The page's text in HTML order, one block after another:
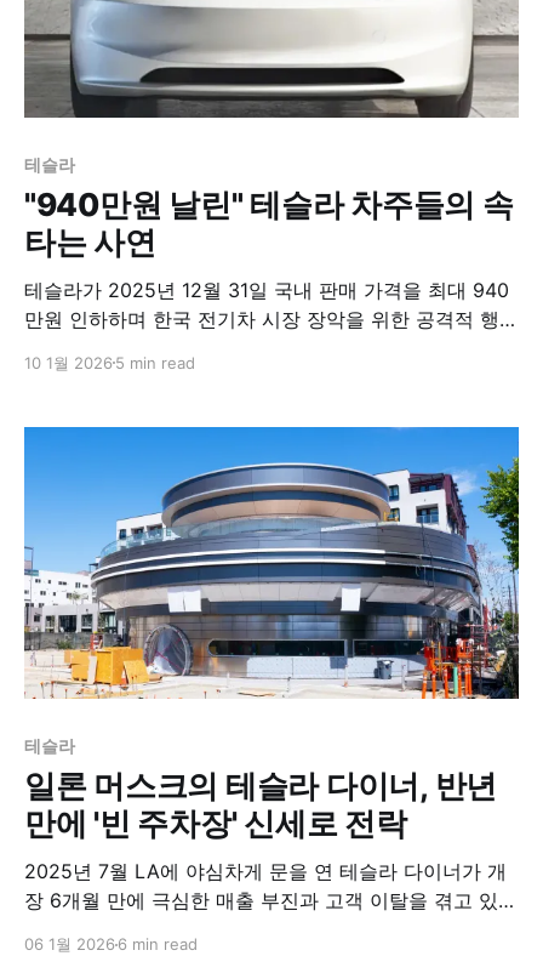
테슬라
"940만원 날린" 테슬라 차주들의 속
타는 사연
테슬라가 2025년 12월 31일 국내 판매 가격을 최대 940
만원 인하하며 한국 전기차 시장 장악을 위한 공격적 행보
한 전략으로, 신차 구매자는 물론 중고차 시장에도 큰 파
10 1월 2026 5 min read
테슬라
일론 머스크의 테슬라 다이너, 반년
만에 '빈 주차장' 신세로 전락
2025년 7월 LA에 야심차게 문을 연 테슬라 다이너가 개
장 6개월 만에 극심한 매출 부진과 고객 이탈을 겪고 있는
이상의 햄버거를 판매하던 이 레트로 퓨처리즘 콘셉트의
06 1월 2026 6 min read